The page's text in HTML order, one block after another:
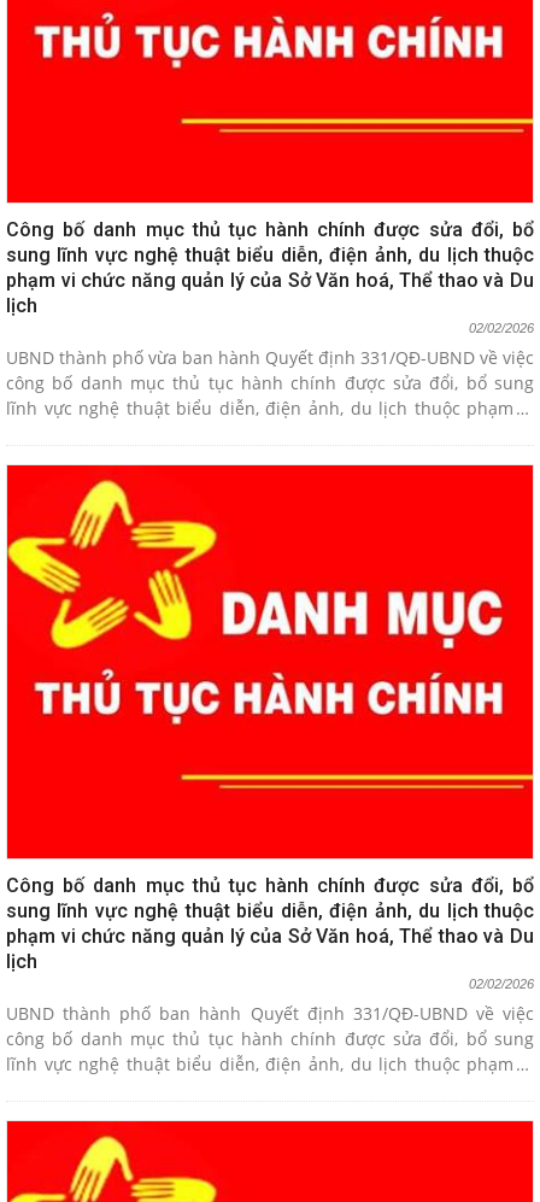
Công bố danh mục thủ tục hành chính được sửa đổi, bổ
sung lĩnh vực nghệ thuật biểu diễn, điện ảnh, du lịch thuộc
phạm vi chức năng quản lý của Sở Văn hoá, Thể thao và Du
lịch
02/02/2026
UBND thành phố vừa ban hành Quyết định 331/QĐ-UBND về việc
công bố danh mục thủ tục hành chính được sửa đổi, bổ sung
lĩnh vực nghệ thuật biểu diễn, điện ảnh, du lịch thuộc phạm vi
Công bố danh mục thủ tục hành chính được sửa đổi, bổ
sung lĩnh vực nghệ thuật biểu diễn, điện ảnh, du lịch thuộc
phạm vi chức năng quản lý của Sở Văn hoá, Thể thao và Du
lịch
02/02/2026
UBND thành phố ban hành Quyết định 331/QĐ-UBND về việc
công bố danh mục thủ tục hành chính được sửa đổi, bổ sung
lĩnh vực nghệ thuật biểu diễn, điện ảnh, du lịch thuộc phạm vi